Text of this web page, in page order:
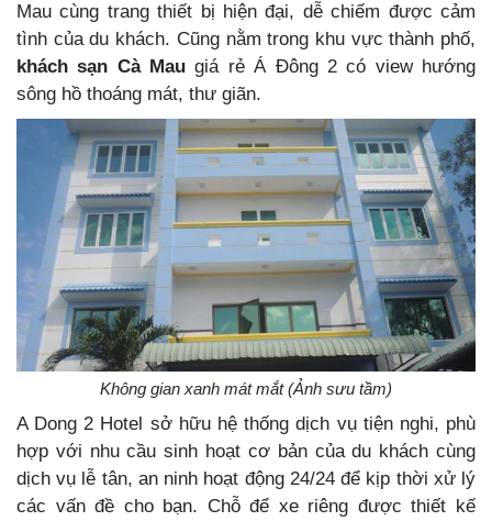
Mau cùng trang thiết bị hiện đại, dễ chiếm được cảm
tình của du khách. Cũng nằm trong khu vực thành phố,
khách sạn Cà Mau giá rẻ Á Đông 2 có view hướng
sông hồ thoáng mát, thư giãn.
Không gian xanh mát mắt (Ảnh sưu tầm)
A Dong 2 Hotel sở hữu hệ thống dịch vụ tiện nghi, phù
hợp với nhu cầu sinh hoạt cơ bản của du khách cùng
dịch vụ lễ tân, an ninh hoạt động 24/24 để kịp thời xử lý
các vấn đề cho bạn. Chỗ để xe riêng được thiết kế